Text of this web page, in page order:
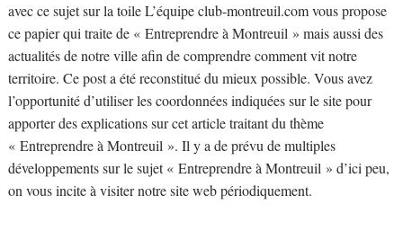
avec ce sujet sur la toile L’équipe club-montreuil.com vous propose
ce papier qui traite de « Entreprendre à Montreuil » mais aussi des
actualités de notre ville afin de comprendre comment vit notre
territoire. Ce post a été reconstitué du mieux possible. Vous avez
l’opportunité d’utiliser les coordonnées indiquées sur le site pour
apporter des explications sur cet article traitant du thème
« Entreprendre à Montreuil ». Il y a de prévu de multiples
développements sur le sujet « Entreprendre à Montreuil » d’ici peu,
on vous incite à visiter notre site web périodiquement.